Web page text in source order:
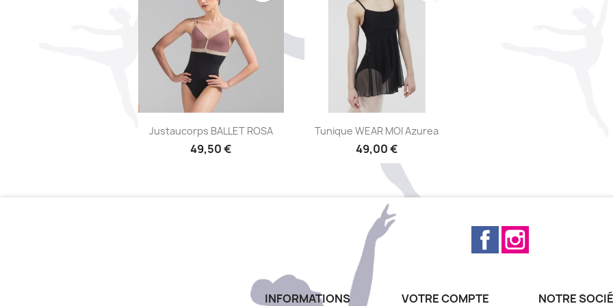
Aperçu rapide
Justaucorps BALLET ROSA
49,50 €
Aperçu rapide
Tunique WEAR MOI Azurea
49,00 €
Facebook
INFORMATIONS VOTRE COMPTE NOTRE